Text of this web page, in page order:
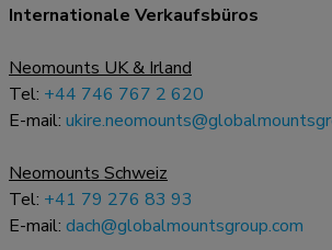
Internationale Verkaufsbüros
Neomounts UK & Irland
Tel: +44 746 767 2 620
E-mail:
Neomounts Schweiz
Tel: +41 79 276 83 93
E-mail: dach@globalmountsgroup.com